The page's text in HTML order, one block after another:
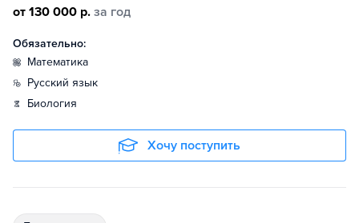
от 130 000 р. за год
Обязательно:
математика
русский язык
биология
Хочу поступить